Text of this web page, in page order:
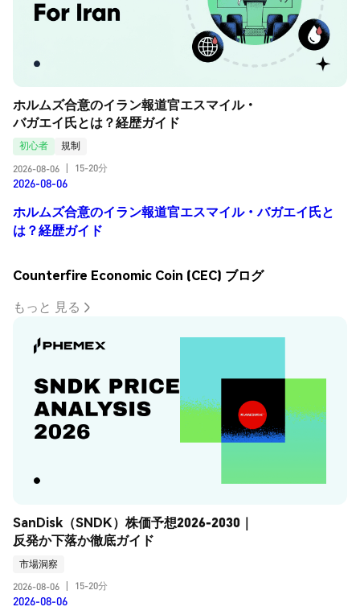
ホルムズ合意のイラン報道官エスマイル・
バガエイ氏とは？経歴ガイド
初心者
規制
2026-08-06
15-20分
2026-08-06
ホルムズ合意のイラン報道官エスマイル・バガエイ氏と
は？経歴ガイド
Counterfire Economic Coin (CEC) ブログ
もっと 見る
SanDisk（SNDK）株価予想2026-2030｜
反発か下落か徹底ガイド
市場洞察
2026-08-06
15-20分
2026-08-06